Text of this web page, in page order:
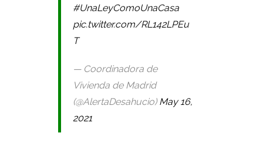
#UnaLeyComoUnaCasa
pic.twitter.com/RL142LPEu
T
— Coordinadora de
Vivienda de Madrid
(@AlertaDesahucio) May 16,
2021